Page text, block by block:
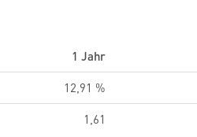
1 Jahr
12,91 %
1,61